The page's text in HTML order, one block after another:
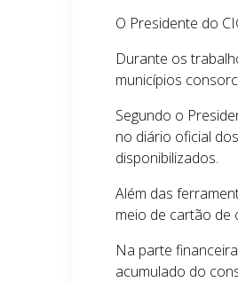
O Presidente do
Durante os
municípios
Segundo o
no diário oficial
disponibilizados.
Além das
meio de cartão de
Na parte
acumulado do